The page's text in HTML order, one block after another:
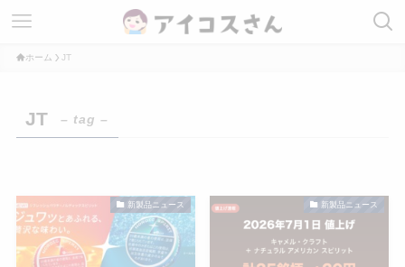
ホーム JT
JT – tag –
新製品ニュース 新製品ニュース